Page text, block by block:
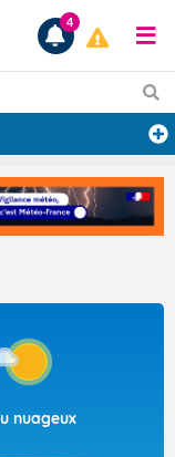
4
nuageux